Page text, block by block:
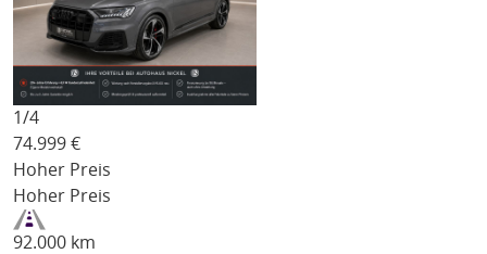
1/4
74.999 €
Hoher Preis
Hoher Preis
92.000 km